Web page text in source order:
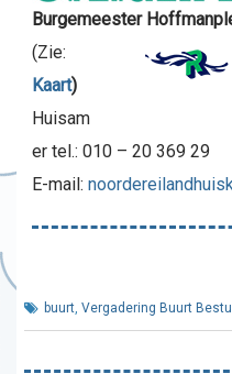
Burgemeester
(Zie:
Kaart)
Huisam
er tel.: 010 – 20 369 29
E-mail:
buurt, Vergadering Buurt